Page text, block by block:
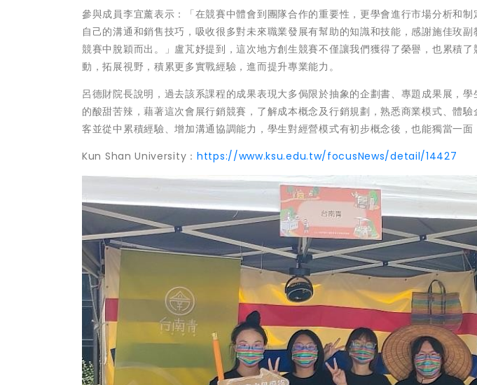
參與成員李宜薰表示：「在競賽中體會到團隊合作的重要性，更學會進行市場分析和
自己的溝通和銷售技巧，吸收很多對未來職業發展有幫助的知識和技能，感謝施佳玫
競賽中脫穎而出。」盧芃妤提到，這次地方創生競賽不僅讓我們獲得了榮譽，也累積
動，拓展視野，積累更多實戰經驗，進而提升專業能力。
呂德財院長說明，過去該系課程的成果表現大多侷限於抽象的企劃書、專題成果展，
的酸甜苦辣，藉著這次會展行銷競賽，了解成本概念及行銷規劃，熟悉商業模式、體
客並從中累積經驗、增加溝通協調能力，學生對經營模式有初步概念後，也能獨當一面
Kun Shan University： https://www.ksu.edu.tw/focusNews/detail/14427